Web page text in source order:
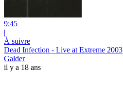
9:45
|
À suivre
Dead Infection - Live at Extreme 2003
Galder
il y a 18 ans